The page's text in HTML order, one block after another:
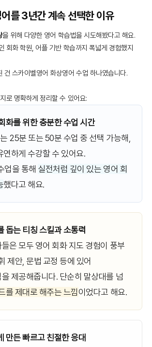
를 3년간 계속 선택한 이유
을 위해 다양한 영어 학습법을 시도해봤다고 해요.
회화 학원, 어플 기반 학습까지 폭넓게 경험했지
건 스카이벨영어 화상영어 수업 하나였습니다.
로 명확하게 정리할 수 있어요:
화를 위한 충분한 수업 시간
25분 또는 50분 수업 중 선택 가능해,
연하게 수강할 수 있어요.
업을 통해 실전처럼 깊이 있는 영어 회
했다고 해요.
돕는 티칭 스킬과 소통력
은 모두 영어 회화 지도 경험이 풍부
제안, 문법 교정 등에 있어
제공해줍니다. 단순히 말상대를 넘
를 제대로 해주는 느낌이었다고 해요.
만든 빠르고 친절한 응대